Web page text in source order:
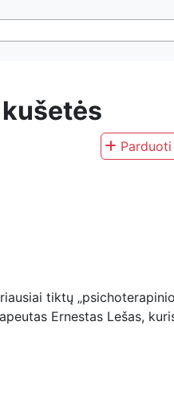
tiktų
Ernestas Lešas,